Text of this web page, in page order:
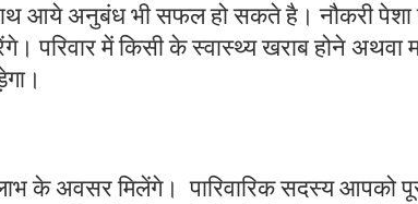
आये अनुबंध भी सफल हो सकते है। नौकरी पेशा
परिवार में किसी के स्वास्थ्य खराब होने अथवा
के अवसर मिलेंगे। पारिवारिक सदस्य आपको